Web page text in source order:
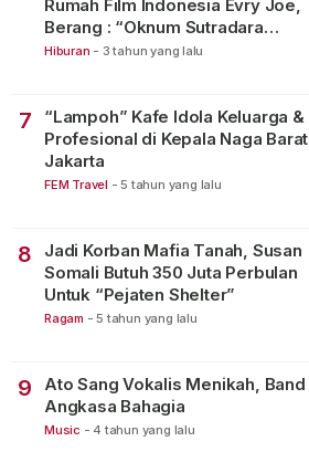
Rumah Film Indonesia Evry Joe,
Berang : “Oknum Sutradara
Merusak Perfilman Indonesia”!
Hiburan - 3 tahun yang lalu
7
“Lampoh” Kafe Idola Keluarga &
Profesional di Kepala Naga Barat
Jakarta
FEM Travel - 5 tahun yang lalu
8
Jadi Korban Mafia Tanah, Susan
Somali Butuh 350 Juta Perbulan
Untuk “Pejaten Shelter”
Ragam - 5 tahun yang lalu
9
Ato Sang Vokalis Menikah, Band
Angkasa Bahagia
Music - 4 tahun yang lalu